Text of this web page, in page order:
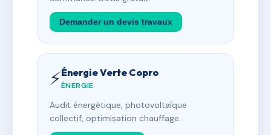
Demander un devis travaux
⚡Énergie Verte Copro
ÉNERGIE
Audit énergétique, photovoltaïque
collectif, optimisation chauffage.